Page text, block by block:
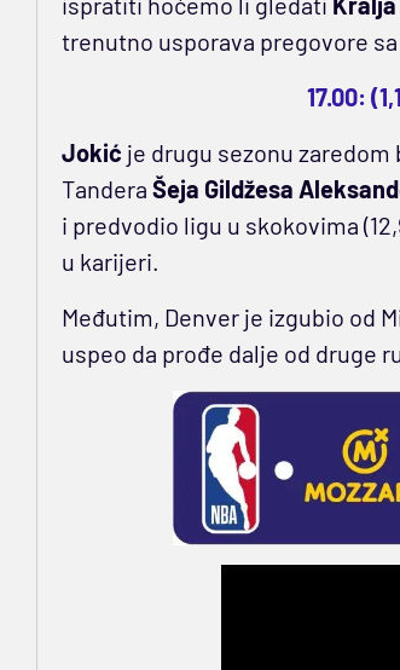
trenutno usporava pregovore
17.00:
Jokić je drugu sezonu zaredom
Tandera Šeja Gildžesa
i predvodio ligu u skokovima
u karijeri.
Međutim, Denver je izgubio od
uspeo da prođe dalje od druge